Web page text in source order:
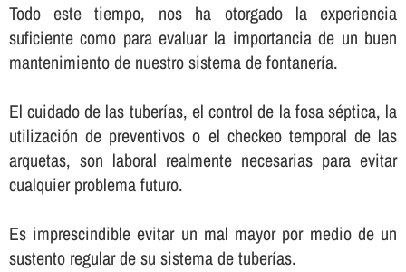
Todo este tiempo, nos ha otorgado la experiencia
suficiente como para evaluar la importancia de un buen
mantenimiento de nuestro sistema de fontanerí­a.
El cuidado de las tuberí­as, el control de la fosa séptica, la
utilización de preventivos o el checkeo temporal de las
arquetas, son laboral realmente necesarias para evitar
cualquier problema futuro.
Es imprescindible evitar un mal mayor por medio de un
sustento regular de su sistema de tuberí­as.